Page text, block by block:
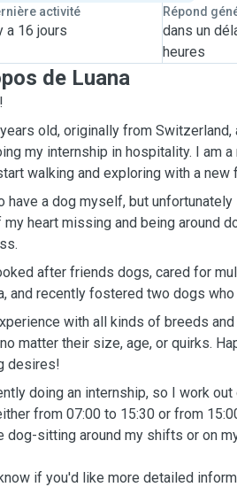
activité
a 16 jours
Répond
dans un
heures
de Luana
old, originally from
my internship in hospitality. I am
walking and exploring with a new
have a dog myself, but
heart missing and being around
after friends dogs, cared for
and recently fostered two dogs
with all kinds of breeds
matter their size, age, or quirks.
desires!
doing an internship, so I work
from 07:00 to 15:30 or from
dog-sitting around my shifts or on
if you'd like more detailed